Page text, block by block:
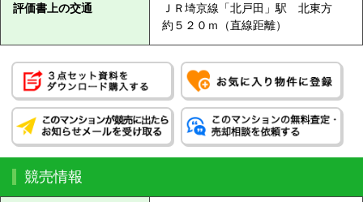
評価書上の交通
ＪＲ埼京線「北戸田」駅 北東方
約５２０ｍ（直線距離）
競売情報